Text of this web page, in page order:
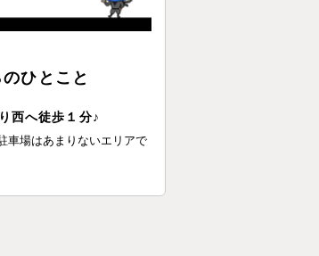
ひとこと
西へ徒歩１分♪
車場はあまりないエリアで